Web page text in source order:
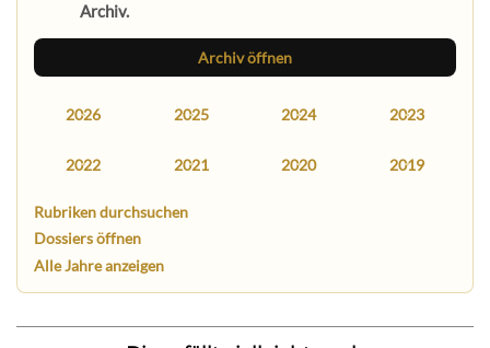
Archiv.
Archiv öffnen
2026 2025 2024 2023
2022 2021 2020 2019
Rubriken durchsuchen
Dossiers öffnen
Alle Jahre anzeigen